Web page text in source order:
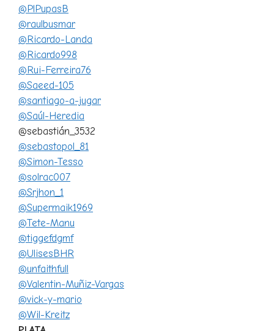
@PlPupasB
@raulbusmar
@Ricardo-Landa
@Ricardo998
@Rui-Ferreira76
@Saeed-105
@santiago-a-jugar
@Saúl-Heredia
@sebastián_3532
@sebastopol_81
@Simon-Tesso
@solrac007
@Srjhon_1
@Supermaik1969
@Tete-Manu
@tiggefdgmf
@UlisesBHR
@unfaithfull
@Valentin-Muñiz-Vargas
@vick-y-mario
@Wil-Kreitz